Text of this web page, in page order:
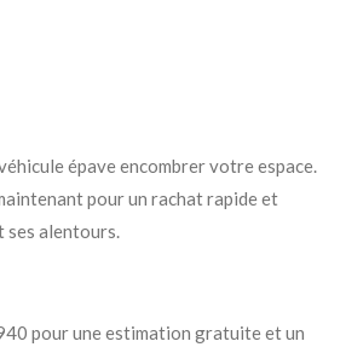
épave encombrer votre espace.
pour un rachat rapide et
ses alentours.
pour une estimation gratuite et un